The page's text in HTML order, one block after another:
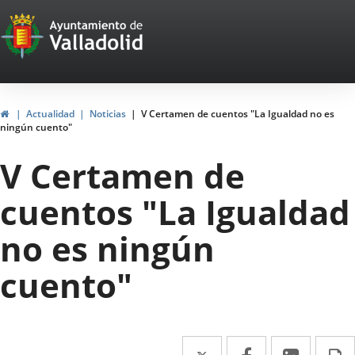
Portal
Web
del
Ayuntamiento
de
Valladolid
InicioActualidad Noticias
V Certamen de cuentos "La Igualdad no es
ningún cuento"
V Certamen de
cuentos "La Igualdad
no es ningún
cuento"
Twitter
Enlace Facebook
EnlaceEnlace